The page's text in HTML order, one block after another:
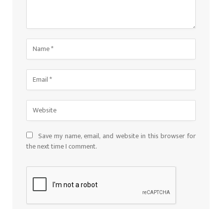
Save my name, email, and website in this browser for
the next time I comment.